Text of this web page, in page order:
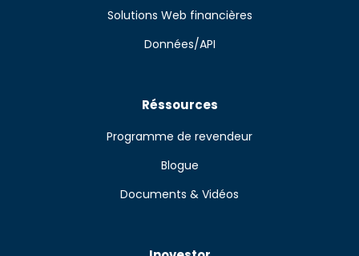
Solutions Web financières
Données/API
Réssources
Programme de revendeur
Blogue
Documents & Vidéos